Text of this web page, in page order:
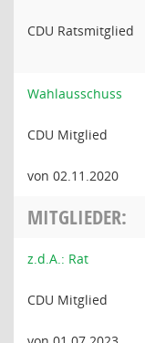
CDU Ratsmitglied
Wahlausschuss
CDU Mitglied
von 02.11.2020
MITGLIEDER:
z.d.A.: Rat
CDU Mitglied